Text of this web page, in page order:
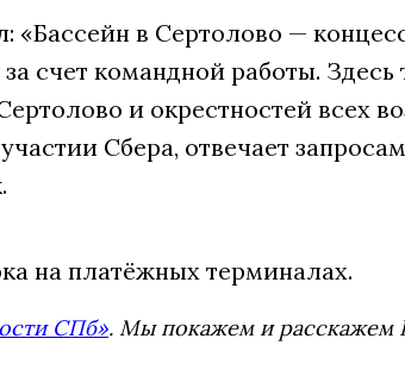
в Сертолово —
счет командной работы.
и окрестностей всех
Сбера, отвечает
на платёжных терминалах.
СПб». Мы покажем и расскажем